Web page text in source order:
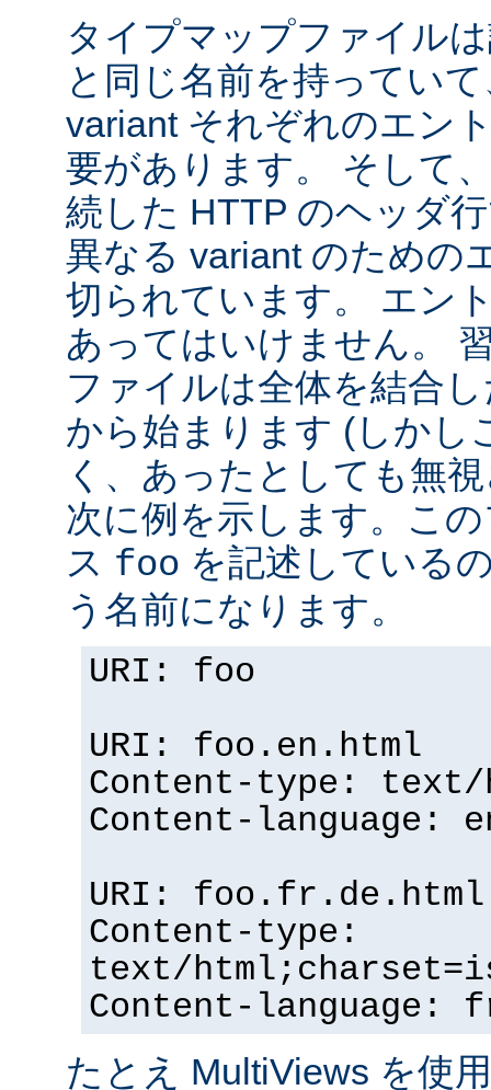
タイプマップファイル
と同じ名前を持ってい
variant それぞれのエン
要があります。 そして
続した HTTP のヘッダ
異なる variant のための
切られています。 エン
あってはいけません。
ファイルは全体を結合
から始まります (しかし
く、あったとしても無
次に例を示します。こ
ス foo を記述している
う名前になります。
URI: foo
URI: foo.en.html
Content-type: text/
Content-language:
URI: foo.fr.de.html
Content-type:
text/
Content-language:
たとえ MultiViews を使